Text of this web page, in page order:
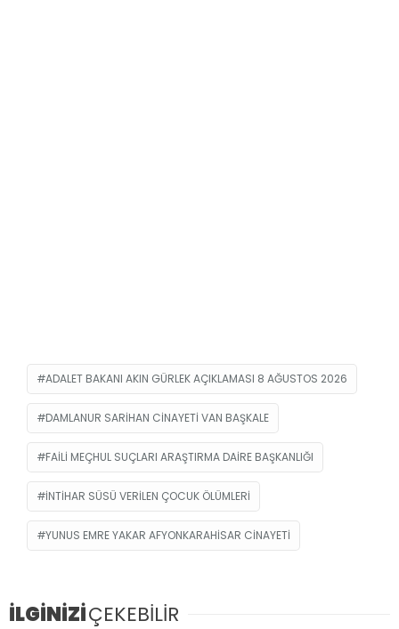
ADALET BAKANI AKIN GÜRLEK AÇIKLAMASI 8 AĞUSTOS 2026
DAMLANUR SARIHAN CINAYETI VAN BAŞKALE
FAILI MEÇHUL SUÇLARI ARAŞTIRMA DAIRE BAŞKANLIĞI
INTIHAR SÜSÜ VERILEN ÇOCUK ÖLÜMLERI
YUNUS EMRE YAKAR AFYONKARAHISAR CINAYETI
İLGİNİZİÇEKEBİLİR